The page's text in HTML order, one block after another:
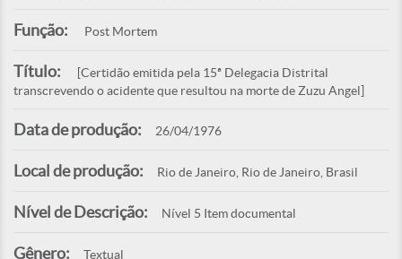
Função: Post Mortem
Título:
[Certidão emitida pela 15ª Delegacia Distrital
transcrevendo o acidente que resultou na morte de Zuzu Angel]
Data de produção: 26/04/1976
Local de produção: Rio de Janeiro, Rio de Janeiro, Brasil
Nível de Descrição: Nível 5 Item documental
Gênero: Textual